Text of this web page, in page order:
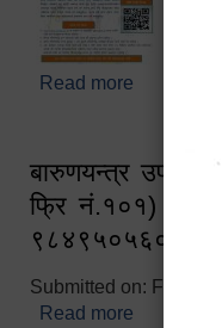
Read more about
बारुणयन्त्र
फ्रि नं.१०१) फोन
९८४९५०५६००
Submitted on: Fri, 02/
Read more about